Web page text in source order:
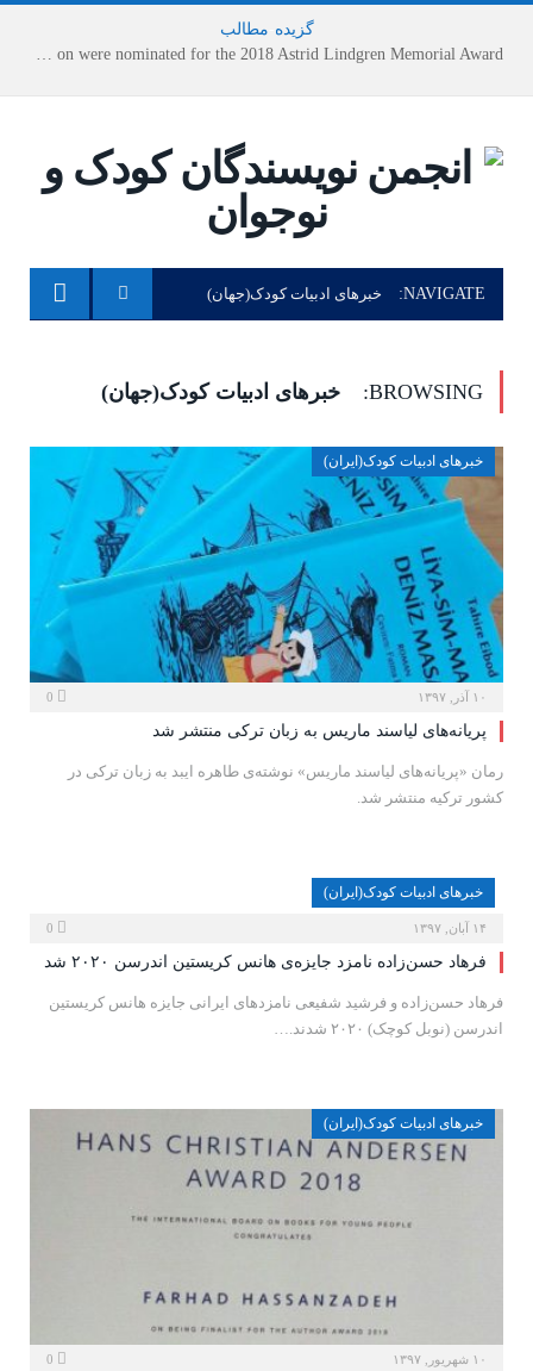
گزیده مطالب
NAVIGATE: خبرهای ادبیات کودک(جهان)
BROWSING: خبرهای ادبیات کودک(جهان)
خبرهای ادبیات کودک(ایران)
۱۰ آذر, ۱۳۹۷
پریانه‌های لیاسند ماریس به زبان ترکی منتشر شد
رمان «پریانه‌های لیاسند ماریس» نوشته‌ی طاهره ایبد به زبان ترکی در
کشور ترکیه منتشر شد.
خبرهای ادبیات کودک(ایران)
۱۴ آبان, ۱۳۹۷
فرهاد حسن‌زاده نامزد جایزه‌ی هانس کریستین اندرسن ۲۰۲۰ شد
فرهاد حسن‌زاده و فرشید شفیعی نامزدهای ایرانی جایزه هانس کریستین
اندرسن (نوبل کوچک) ۲۰۲۰ شدند.…
خبرهای ادبیات کودک(ایران)
۱۰ شهریور, ۱۳۹۷